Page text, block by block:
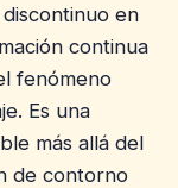
en
continua
fenómeno
Es una
más allá del
de contorno